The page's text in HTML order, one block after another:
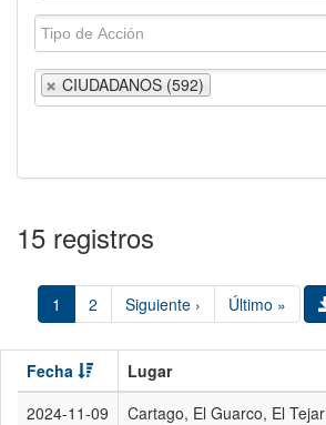
CIUDADANOS (592)
15 registros
1 2 Siguiente › Último »
Fecha Lugar
2024-11-09
Cartago, El Guarco, El Tejar